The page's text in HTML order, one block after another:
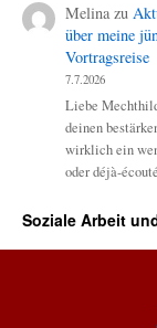
Melina zu
über meine
Vortragsreise
7.7.2026
Liebe
deinen
wirklich ein
oder déjà-
Soziale Arbeit